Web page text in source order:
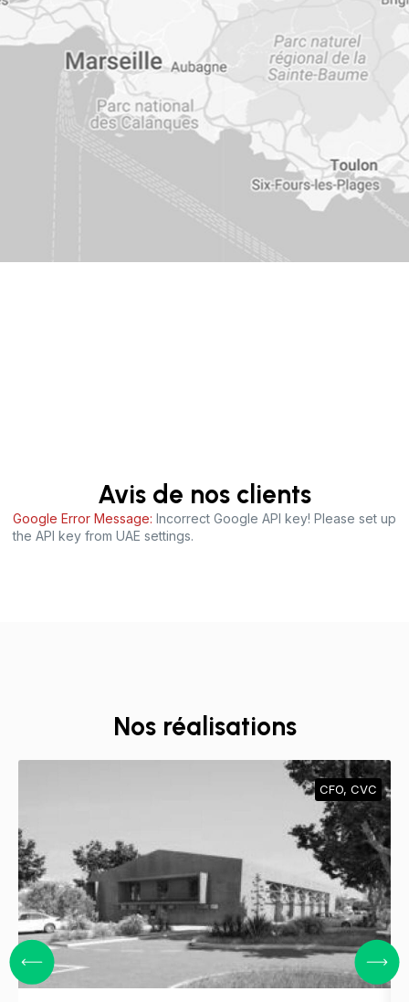
Avis de nos clients
Google Error Message: Incorrect Google API key! Please set up
the API key from UAE settings.
Nos réalisations
CFO, CVC